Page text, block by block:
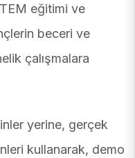
eğitimi ve
beceri ve
çalışmalara
yerine, gerçek
kullanarak, demo